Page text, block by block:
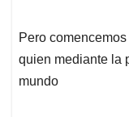
Pero
quien mediante la
mundo